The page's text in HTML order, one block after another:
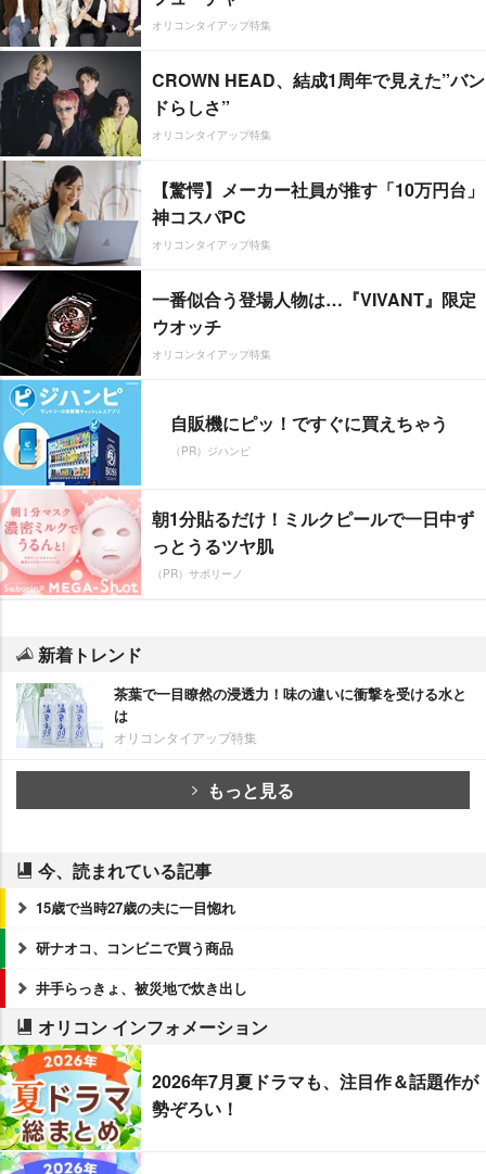
オリコンタイアップ特集
CROWN HEAD、結成1周年で見えた”バン
ドらしさ”
オリコンタイアップ特集
【驚愕】メーカー社員が推す「10万円台」
神コスパPC
オリコンタイアップ特集
一番似合う登場人物は…『VIVANT』限定
ウオッチ
オリコンタイアップ特集
自販機にピッ！ですぐに買えちゃう
（PR）ジハンピ
朝1分貼るだけ！ミルクピールで一日中ず
っとうるツヤ肌
（PR）サボリーノ
新着トレンド
茶葉で一目瞭然の浸透力！味の違いに衝撃を受ける水と
は
オリコンタイアップ特集
もっと見る
今、読まれている記事
15歳で当時27歳の夫に一目惚れ
研ナオコ、コンビニで買う商品
井手らっきょ、被災地で炊き出し
オリコン インフォメーション
2026年7月夏ドラマも、注目作＆話題作が
勢ぞろい！